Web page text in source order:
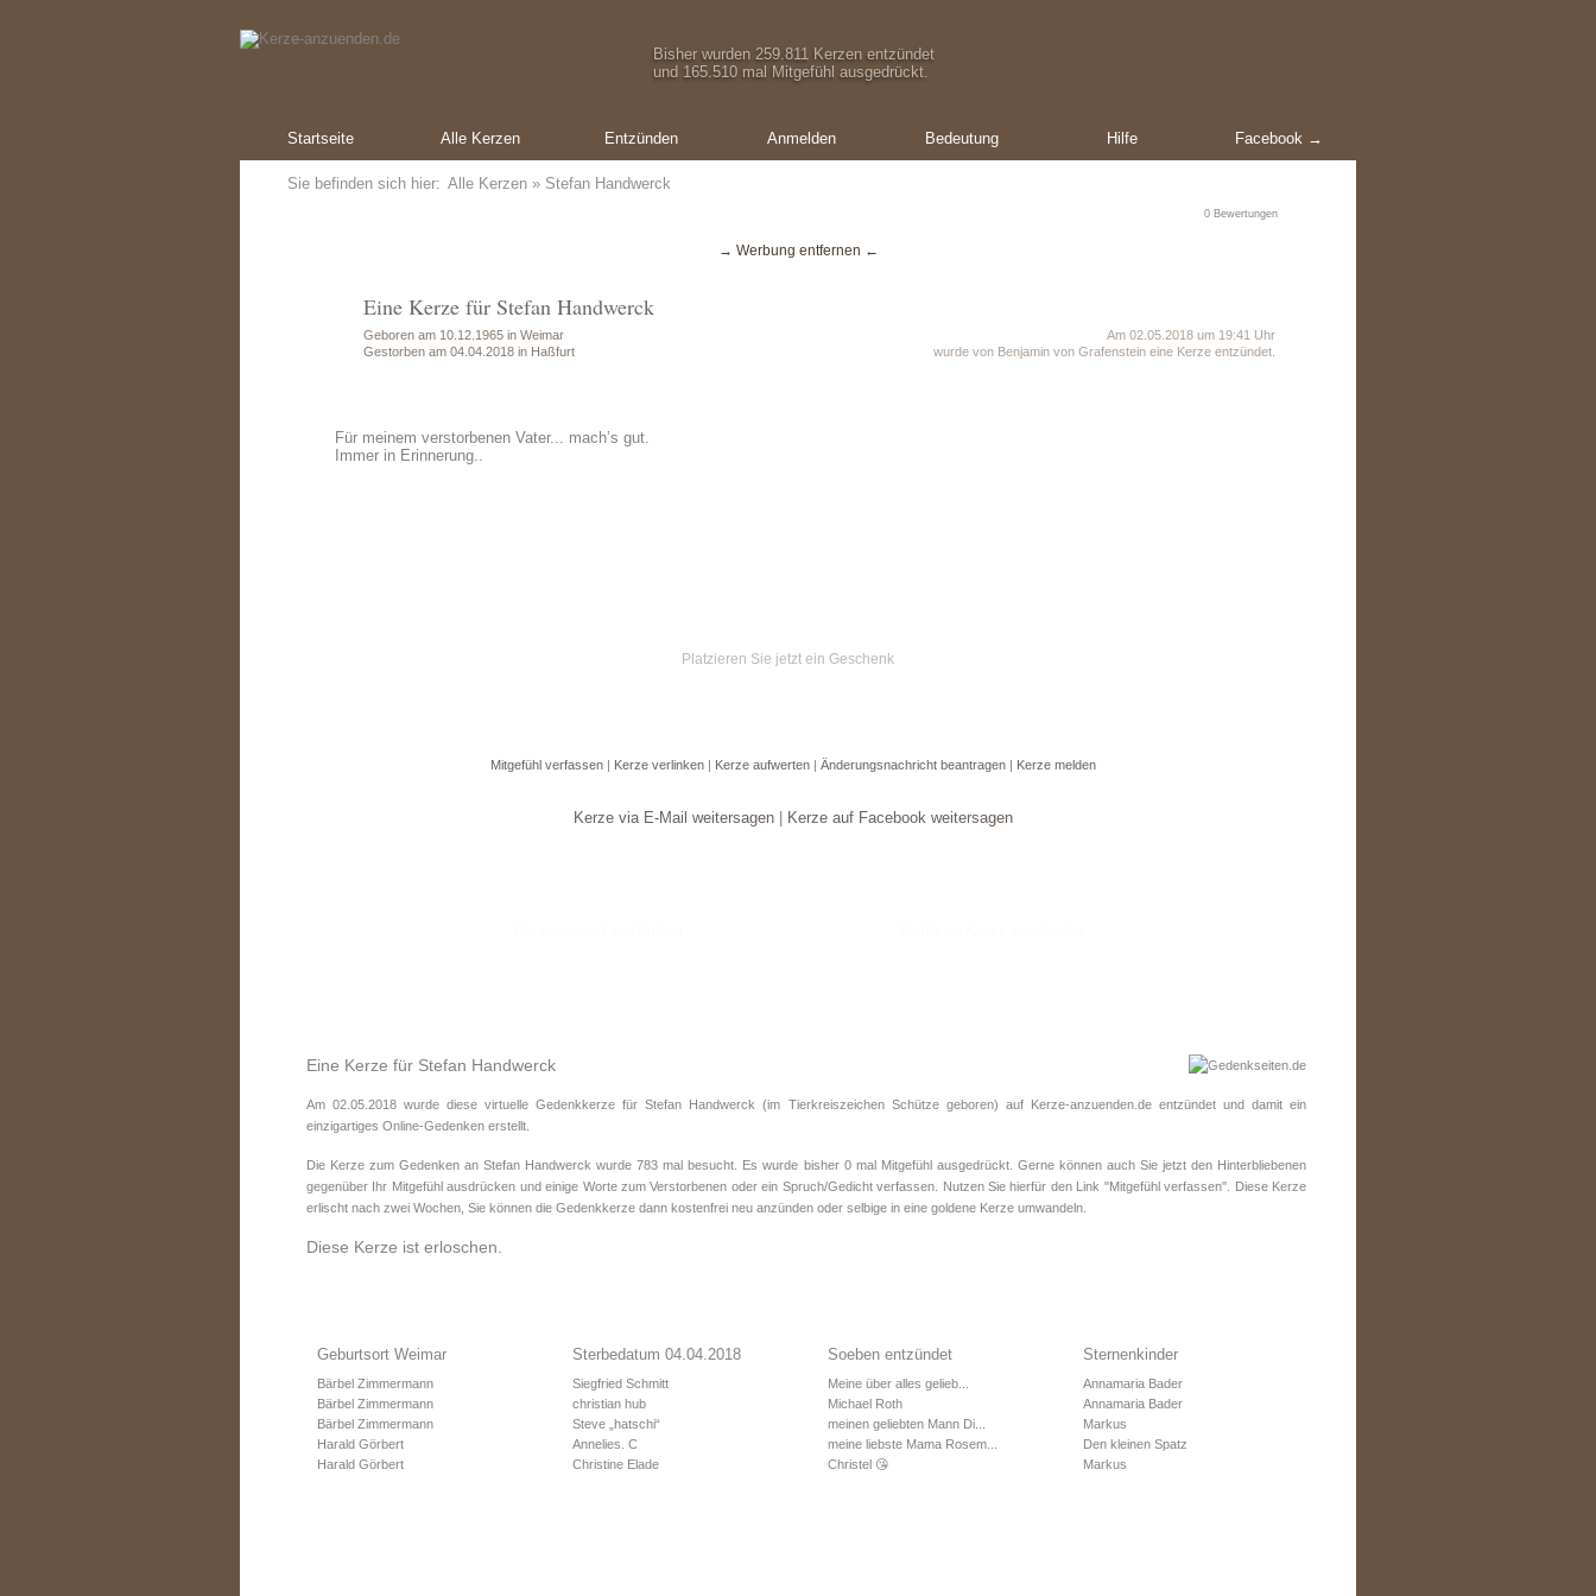
Bisher wurden 259.811 Kerzen entzündet
und 165.510 mal Mitgefühl ausgedrückt.
Startseite Alle Kerzen Entzünden Anmelden Bedeutung Hilfe Facebook →
Sie befinden sich hier: Alle Kerzen » Stefan Handwerck
0 Bewertungen
→ Werbung entfernen ←
Eine Kerze für Stefan Handwerck
Geboren am 10.12.1965 in Weimar
Gestorben am 04.04.2018 in Haßfurt
Am 02.05.2018 um 19:41 Uhr
wurde von Benjamin von Grafenstein eine Kerze entzündet.
Für meinem verstorbenen Vater... mach’s gut.
Immer in Erinnerung..
Platzieren Sie jetzt ein Geschenk
Mitgefühl verfassen | Kerze verlinken | Kerze aufwerten | Änderungsnachricht beantragen | Kerze melden
Kerze via E-Mail weitersagen Kerze auf Facebook weitersagen
Eine Kerze für Stefan Handwerck
Am 02.05.2018 wurde diese virtuelle Gedenkkerze für Stefan Handwerck (im Tierkreiszeichen Schützegeboren) auf Kerze-anzuenden.de entzündet und damit ein
einzigartiges Online-Gedenken erstellt.
Die Kerze zum Gedenken an Stefan Handwerck wurde 783 mal besucht. Es wurde bisher 0 mal Mitgefühl ausgedrückt. Gerne können auch Sie jetzt den Hinterbliebenen
gegenüber Ihr Mitgefühl ausdrücken und einige Worte zum Verstorbenen oder ein Spruch/Gedicht verfassen. Nutzen Sie hierfür den Link "Mitgefühl verfassen". Diese Kerze
erlischt nach zwei Wochen, Sie können die Gedenkkerze dann kostenfrei neu anzünden oder selbige in eine goldene Kerze umwandeln.
Diese Kerze ist erloschen.
Geburtsort Weimar
Bärbel Zimmermann
Bärbel Zimmermann
Bärbel Zimmermann
Harald Görbert
Harald Görbert
Sterbedatum 04.04.2018
Siegfried Schmitt
christian hub
Steve „hatschi“
Annelies. C
Christine Elade
Soeben entzündet
Meine über alles gelieb...
Michael Roth
meinen geliebten Mann Di...
meine liebste Mama Rosem...
Christel 😘
Sternenkinder
Annamaria Bader
Annamaria Bader
Markus
Den kleinen Spatz
Markus